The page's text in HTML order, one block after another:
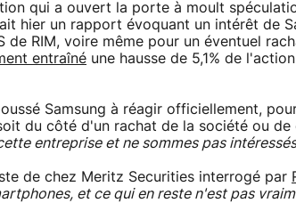
qui a ouvert la porte à moult
hier un rapport évoquant un intérêt de
de RIM, voire même pour un éventuel
entraîné une hausse de 5,1% de
Samsung à réagir officiellement,
du côté d'un rachat de la société ou de
entreprise et ne sommes pas intéressés
de chez Meritz Securities interrogé par
et ce qui en reste n'est pas